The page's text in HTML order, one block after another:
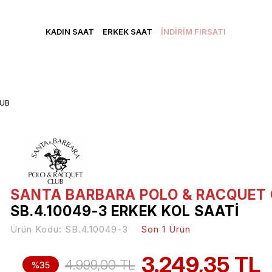
KADIN SAAT ERKEK SAAT İNDİRİM FIRSATI
SANTA BARBARA POLO & RACQUET
SB.4.10049-3 ERKEK KOL SAATI
Ürün Kodu: SB.4.10049-3 Son 1 Ürün
%35 4.999,00 TL 3.249,35 TL